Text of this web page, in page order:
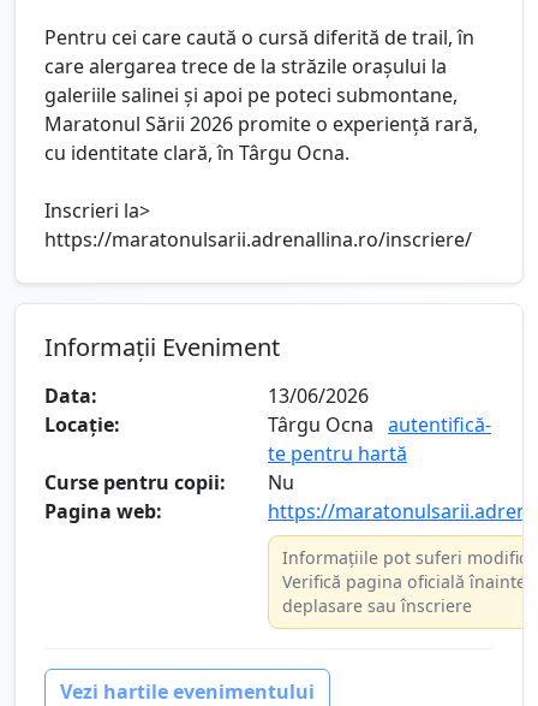
Pentru cei care caută o cursă diferită de trail, în
care alergarea trece de la străzile orașului la
galeriile salinei și apoi pe poteci submontane,
Maratonul Sării 2026 promite o experiență rară,
cu identitate clară, în Târgu Ocna.
Inscrieri la>
https://maratonulsarii.adrenallina.ro/inscriere/
Informații Eveniment
Data:
13/06/2026
Locație:
Târgu Ocna autentifică-
te pentru hartă
Curse pentru copii:
Nu
Pagina web:
https://
Informațiile pot suferi
Verifică pagina oficială înainte
deplasare sau înscriere
Vezi hartile evenimentului